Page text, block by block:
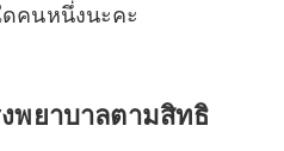
คนหนึ่งนะคะ
พยาบาลตามสิทธิ